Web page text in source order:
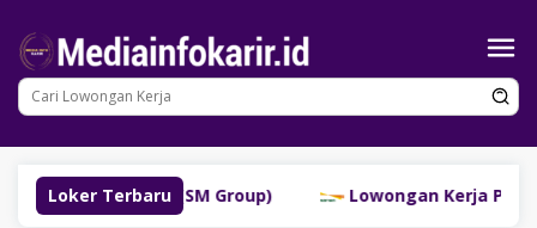
konten
Loker Terbaru(SM Group) Lowongan Kerja PT Bank